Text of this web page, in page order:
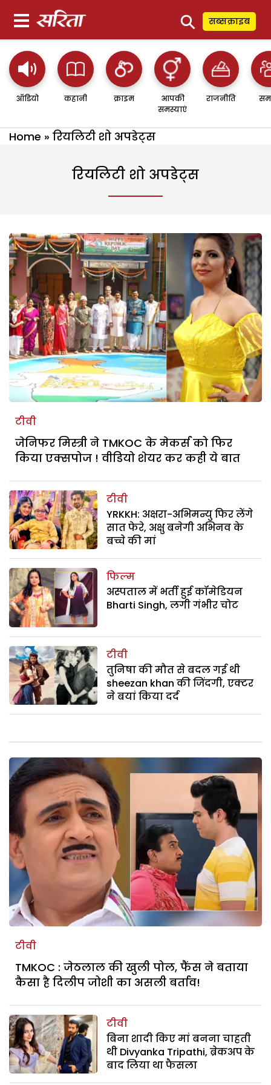
⚲ सब्सक्राइब
ऑडियो कहानी क्राइम
आपकी
समस्याएं
राजनीति
Home » रियलिटी शो अपडेट्स
रियलिटी शो अपडेट्स
टीवी
जेनिफर मिस्त्री ने TMKOC के मेकर्स को फिर
किया एक्सपोज ! वीडियो शेयर कर कही ये बात
टीवी
YRKKH: अक्षरा-अभिमन्यु फिर लेंगे
सात फेरे, अक्षु बनेगी अभिनव के
बच्चे की मां
फिल्म
अस्पताल में भर्ती हुई कॉमेडियन
Bharti Singh, लगी गंभीर चोट
टीवी
तुनिषा की मौत से बदल गई थी
sheezan khan की जिंदगी, एक्टर
ने बयां किया दर्द
टीवी
TMKOC : जेठलाल की खुली पोल, फैंस ने बताया
कैसा है दिलीप जोशी का असली बर्ताव!
टीवी
बिना शादी किए मां बनना चाहती
थी Divyanka Tripathi, ब्रेकअप के
बाद लिया था फैसला